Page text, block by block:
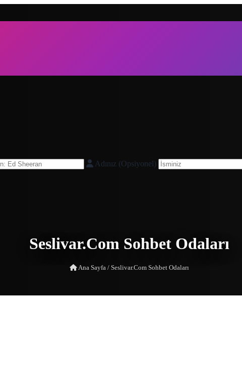
Adınız (Opsiyonel)
Seslivar.Com Sohbet Odaları
Ana Sayfa /Seslivar.Com Sohbet Odaları